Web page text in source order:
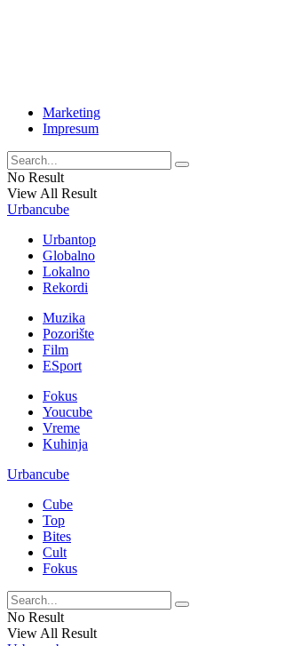
Marketing
Impresum
No Result
View All Result
Urbancube
Urbantop
Globalno
Lokalno
Rekordi
Muzika
Pozorište
Film
ESport
Fokus
Youcube
Vreme
Kuhinja
Urbancube
Cube
Top
Bites
Cult
Fokus
No Result
View All Result